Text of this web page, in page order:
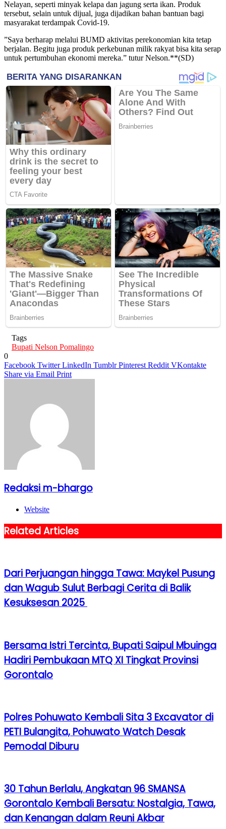
Nelayan, seperti minyak kelapa dan jagung serta ikan. Produk
tersebut, selain untuk dijual, juga dijadikan bahan bantuan bagi
masyarakat terdampak Covid-19.
”Saya berharap melalui BUMD aktivitas perekonomian kita tetap
berjalan. Begitu juga produk perkebunan milik rakyat bisa kita serap
untuk pertumbuhan ekonomi mereka.” tutur Nelson.**(SD)
Tags
Bupati Nelson Pomalingo
0
Facebook Twitter LinkedIn Tumblr Pinterest Reddit VKontakte
Share via Email Print
Redaksi m-bhargo
Website
Related Articles
Dari Perjuangan hingga Tawa: Maykel Pusung
dan Wagub Sulut Berbagi Cerita di Balik
Kesuksesan 2025
Bersama Istri Tercinta, Bupati Saipul Mbuinga
Hadiri Pembukaan MTQ XI Tingkat Provinsi
Gorontalo
Polres Pohuwato Kembali Sita 3 Excavator di
PETI Bulangita, Pohuwato Watch Desak
Pemodal Diburu
30 Tahun Berlalu, Angkatan 96 SMANSA
Gorontalo Kembali Bersatu: Nostalgia, Tawa,
dan Kenangan dalam Reuni Akbar